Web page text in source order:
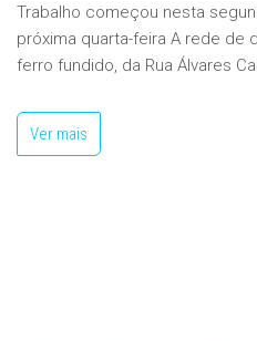
Trabalho começou nesta
próxima quarta-feira A rede de
ferro fundido, da Rua Álvares
Ver mais